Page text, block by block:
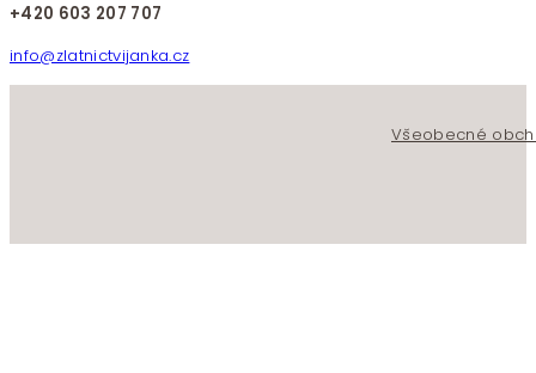
+420 603 207 707
info@zlatnictvijanka.cz
Všeobecné